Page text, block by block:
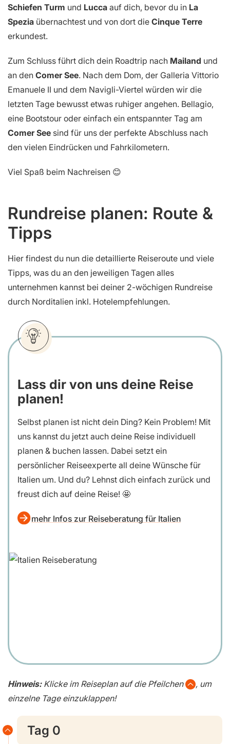
Schiefen Turm und Lucca auf dich, bevor du in La
Spezia übernachtest und von dort die Cinque Terre
erkundest.
Zum Schluss führt dich dein Roadtrip nach Mailand und
an den Comer See. Nach dem Dom, der Galleria Vittorio
Emanuele II und dem Navigli-Viertel würden wir die
letzten Tage bewusst etwas ruhiger angehen. Bellagio,
eine Bootstour oder einfach ein entspannter Tag am
Comer See sind für uns der perfekte Abschluss nach
den vielen Eindrücken und Fahrkilometern.
Viel Spaß beim Nachreisen 😊
Rundreise planen: Route &
Tipps
Hier findest du nun die detaillierte Reiseroute und viele
Tipps, was du an den jeweiligen Tagen alles
unternehmen kannst bei deiner 2-wöchigen Rundreise
durch Norditalien inkl. Hotelempfehlungen.
Lass dir von uns deine Reise
planen!
Selbst planen ist nicht dein Ding? Kein Problem! Mit
uns kannst du jetzt auch deine Reise individuell
planen & buchen lassen. Dabei setzt ein
persönlicher Reiseexperte all deine Wünsche für
Italien um. Und du? Lehnst dich einfach zurück und
freust dich auf deine Reise! 🤩
mehr Infos zur Reiseberatung für Italien
Hinweis: Klicke im Reiseplan auf die Pfeilchen
, um
einzelne Tage einzuklappen!
Tag 0